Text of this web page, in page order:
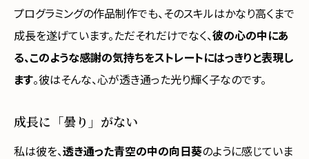
プログラミングの作品制作でも、そのスキルはかなり高くまで
成長を遂げています。ただそれだけでなく、彼の心の中にあ
る、このような感謝の気持ちをストレートにはっきりと表現し
ます。彼はそんな、心が透き通った光り輝く子なのです。
成長に「曇り」がない
私は彼を、透き通った青空の中の向日葵のように感じていま